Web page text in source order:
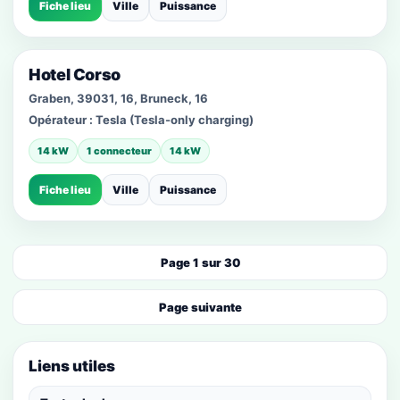
Fiche lieu Ville Puissance
Hotel Corso
Graben, 39031, 16, Bruneck, 16
Opérateur : Tesla (Tesla-only charging)
14 kW 1 connecteur 14 kW
Fiche lieu Ville Puissance
Page 1 sur 30
Page suivante
Liens utiles